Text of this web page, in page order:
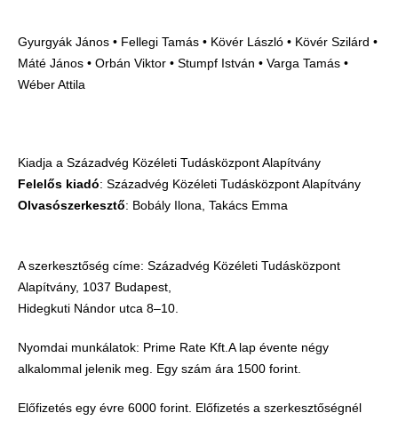
Gyurgyák János • Fellegi Tamás • Kövér László • Kövér Szilárd •
Máté János • Orbán Viktor • Stumpf István • Varga Tamás •
Wéber Attila
Kiadja a Századvég Közéleti Tudásközpont Alapítvány
Felelős kiadó: Századvég Közéleti Tudásközpont Alapítvány
Olvasószerkesztő: Bobály Ilona, Takács Emma
A szerkesztőség címe: Századvég Közéleti Tudásközpont
Alapítvány, 1037 Budapest,
Hidegkuti Nándor utca 8–10.
Nyomdai munkálatok: Prime Rate Kft.A lap évente négy
alkalommal jelenik meg. Egy szám ára 1500 forint.
Előfizetés egy évre 6000 forint. Előfizetés a szerkesztőségnél